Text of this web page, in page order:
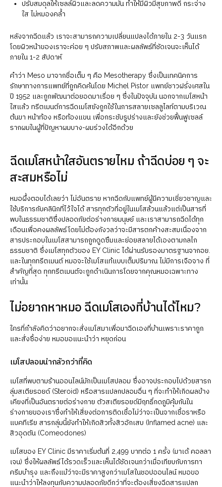
ปรับสมดุลให้เซลล์ผิวและลดความมัน ทำให้มีผิวมีสุขภาพดี กระจ่าง
ใส ไม่หมองคล้ำ
หลังจากฉีดแล้ว เราจะสามารถความเปลี่ยนแปลงได้ภายใน 2-3 วันแรก
โดยผิวหน้าของเราจะค่อย ๆ ปรับสภาพและผลลัพธ์ที่ชัดเจนจะเห็นได้
ภายใน 1-2 สัปดาห์
คำว่า Meso มาจากชื่อเต็ม ๆ คือ Mesotherapy ซึ่งเป็นเทคนิคการ
รักษาทางการแพทย์ที่ถูกคิดค้นโดย Michel Pistor แพทย์ชาวฝรั่งเศสใน
ปี 1952 และถูกพัฒนาต่อยอดมาเรื่อย ๆ ซึ่งในปัจจุบัน นอกจากเมโสหน้า
ใสแล้ว ทรีตเมนต์การฉีดเมโสยังถูกใช้ในการสลายเซลลูไลท์ตามบริเวณ
ต้นขา หน้าท้อง หรือท้องแขน เพื่อกระชับรูปร่างและยังช่วยฟื้นฟูเซลล์
รากผมในผู้ที่ปัญหาผมบาง-ผมร่วงได้อีกด้วย
ฉีดเมโสหน้าใสอันตรายไหม ถ้าฉีดบ่อย ๆ จะ
สะสมหรือไม่
หมอผึ้งตอบได้เลยว่า ไม่อันตราย หากฉีดกับแพทย์ผู้มีความเชี่ยวชาญและ
ใช้บริการกับคลินิกที่ไว้ใจได้ สารทุกตัวที่อยู่ในเมโสล้วนแล้วแต่เป็นสารที่
พบในธรรมชาติซึ่งปลอดภัยต่อร่างกายมนุษย์ และเราสามารถฉีดได้ทุก
เดือนเพื่อคงผลลัพธ์โดยไม่ต้องกังวลว่าจะมีสารตกค้างสะสมเนื่องจาก
สารประกอบในเมโสสามารถถูกดูดซึมและย่อยสลายได้เองตามกลไก
ธรรมชาติ ซึ่งเมโสทุกตัวของ EY Clinic ได้ผ่านรับรองมาตรฐานจากอย.
และในทุกทรีตเมนต์ หมอจะใช้เมโสแท้แบบเต็มปริมาณ ไม่มีการเจือจาง ที่
สำคัญที่สุด ทุกทรีตเมนต์จะถูกดำเนินการโดยจากคุณหมอเฉพาะทาง
เท่านั้น
ไม่อยากหาหมอ ฉีดเมโสเองที่บ้านได้ไหม?
ใครที่กำลังคิดว่าอยากจะสั่งเมโสมาเพื่อมาฉีดเองที่บ้านเพราะราคาถูก
และสั่งซื้อง่าย หมอขอแนะนำว่า หยุดก่อน
เมโสปลอมน่ากลัวกว่าที่คิด
เมโสที่พบตามร้านออนไลน์มักเป็นเมโสปลอม ซึ่งอาจประกอบไปด้วยสารก
ลุ่มสเตียรอยด์ (Steroid) หรือสารแปลกปลอมอื่น ๆ ที่จะทำให้เกิดผลข้าง
เคียงที่เป็นอันตรายต่อร่างกาย ตัวสเตียรอยด์มีฤทธิ์กดภูมิคุ้มกันใน
ร่างกายของเราซึ่งทำให้เสี่ยงต่อการติดเชื้อไม่ว่าจะเป็นจากเชื้อราหรือ
แบคทีเรีย สารกลุ่มนี้ยังทำให้เกิดสิวทั้งสิวอักเสบ (Inflamed acne) และ
สิวอุดตัน (Comeodones)
เมโสของ EY Clinic มีราคาเริ่มต้นที่ 2,499 บาทต่อ 1 ครั้ง (มาเด้ คอลลา
เจน) ซึ่งให้ผลลัพธ์ได้รวดเร็วและเห็นได้ชัดเจนกว่าเมื่อเทียบกับการทา
ครีมบำรุง และถึงแม้ว่าจะมีราคาสูงกว่าเมโสในชอปออนไลน์ หมอขอ
แนะนำว่าให้ลงทุนกับความปลอดภัยดีกว่าที่จะต้องเสี่ยงฉีดสารแปลก